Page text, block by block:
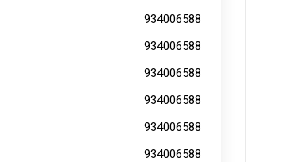
934006588
934006588
934006588
934006588
934006588
934006588